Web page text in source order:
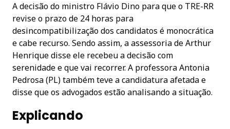
A decisão do ministro Flávio Dino para que o TRE-RR
revise o prazo de 24 horas para
desincompatibilização dos candidatos é monocrática
e cabe recurso. Sendo assim, a assessoria de Arthur
Henrique disse ele recebeu a decisão com
serenidade e que vai recorrer. A professora Antonia
Pedrosa (PL) também teve a candidatura afetada e
disse que os advogados estão analisando a situação.
Explicando